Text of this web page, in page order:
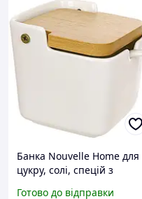
Банка Nouvelle Home для
цукру, солі, спецій з
Готово до відправки